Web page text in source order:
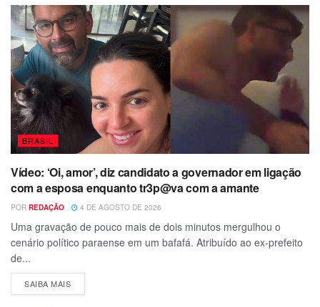
BRASIL
Vídeo: ‘Oi, amor’, diz candidato a governador em ligação
com a esposa enquanto tr3p@va com a amante
POR REDAÇÃO 4 DE AGOSTO DE 2026
Uma gravação de pouco mais de dois minutos mergulhou o
cenário político paraense em um bafafá. Atribuído ao ex-prefeito
de...
SAIBA MAIS